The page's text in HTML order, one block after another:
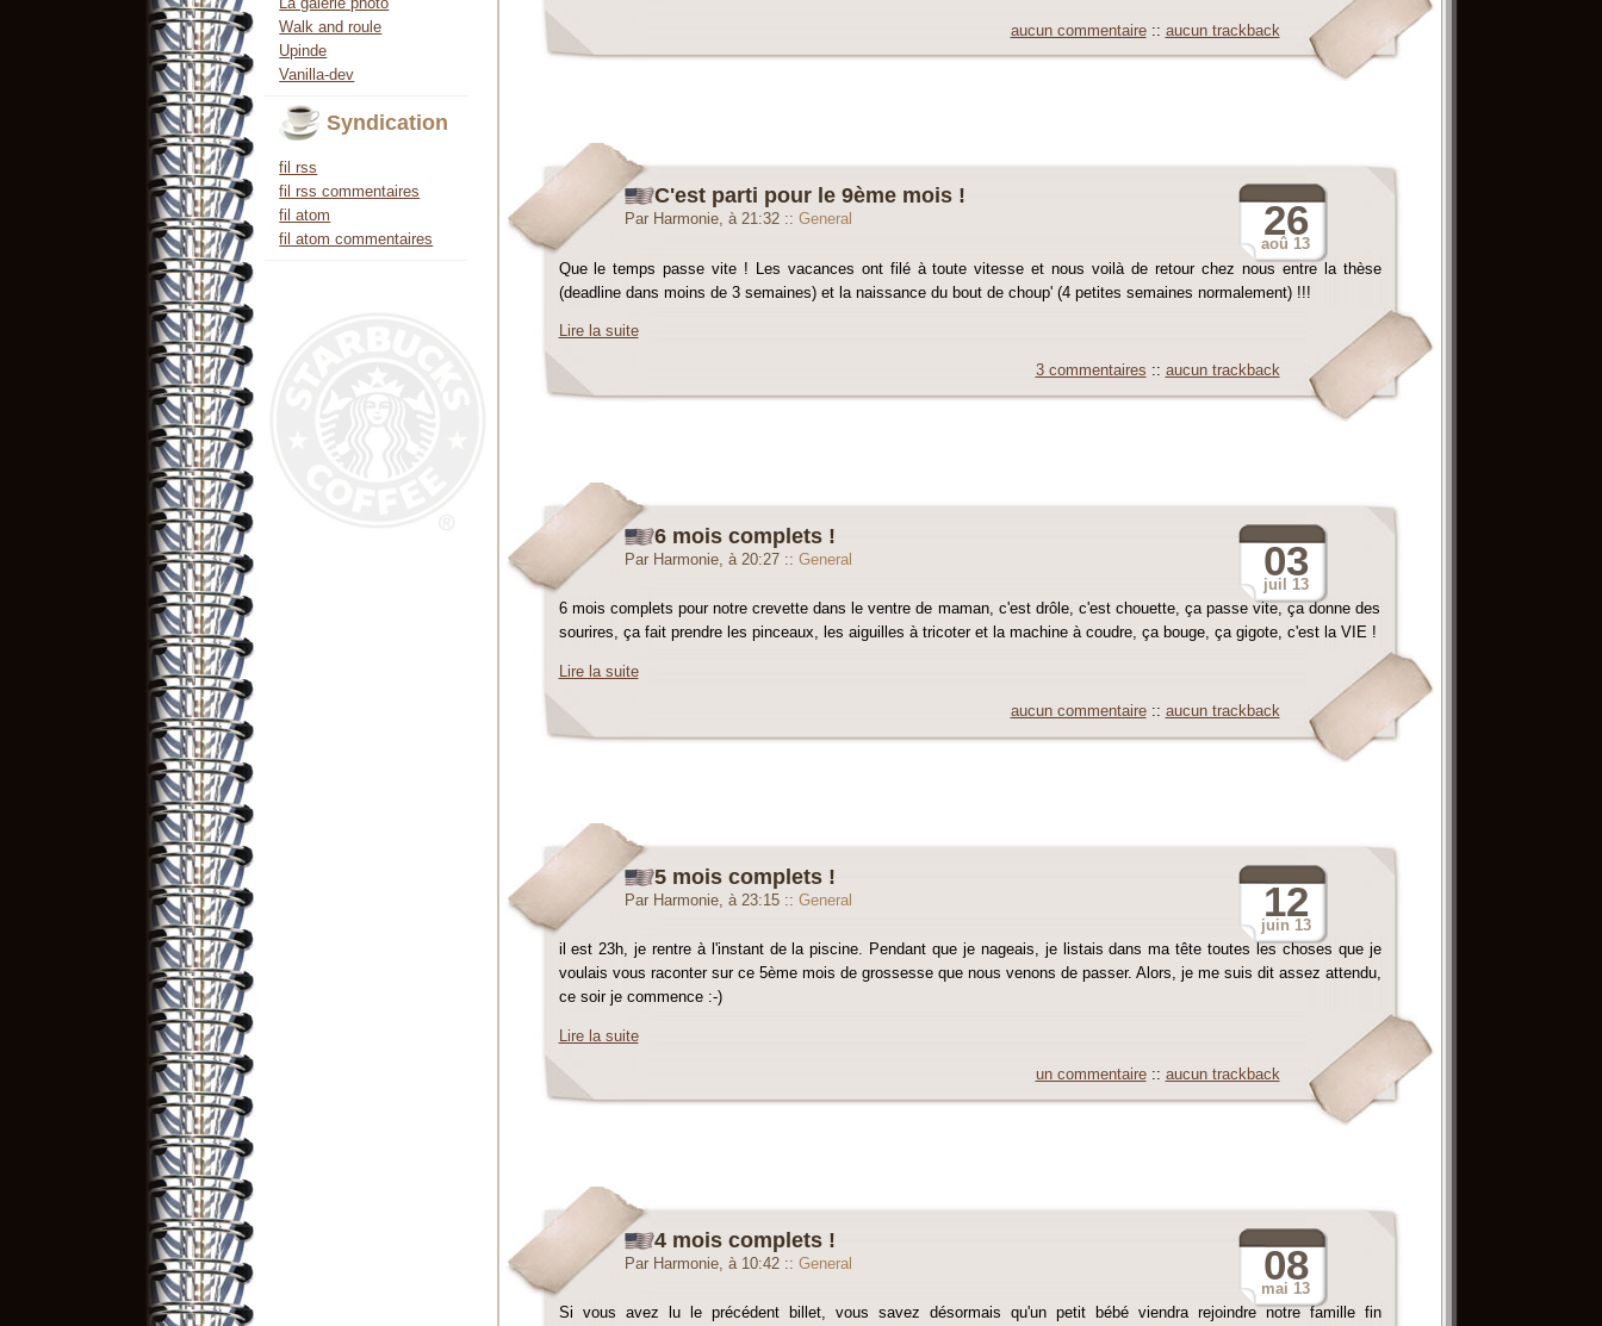
Walk and roule
Upinde
Vanilla-dev
Syndication
fil rss
fil rss commentaires
fil atom
fil atom commentaires
aucun commentaire :: aucun trackback
C'est parti pour le 9ème mois !
Par Harmonie, à 21:32 :: General 26
aoû 13
Que le temps passe vite ! Les vacances ont filé à toute vitesse et nous voilà de retour chez nous entre la thèse
(deadline dans moins de 3 semaines) et la naissance du bout de choup' (4 petites semaines normalement) !!!
Lire la suite
3 commentaires :: aucun trackback
6 mois complets !
Par Harmonie, à 20:27 :: General 03
juil 13
6 mois complets pour notre crevette dans le ventre de maman, c'est drôle, c'est chouette, ça passe vite, ça donne des
sourires, ça fait prendre les pinceaux, les aiguilles à tricoter et la machine à coudre, ça bouge, ça gigote, c'est la VIE !
Lire la suite
aucun commentaire :: aucun trackback
5 mois complets !
Par Harmonie, à 23:15 :: General 12
juin 13
il est 23h, je rentre à l'instant de la piscine. Pendant que je nageais, je listais dans ma tête toutes les choses que je
voulais vous raconter sur ce 5ème mois de grossesse que nous venons de passer. Alors, je me suis dit assez attendu,
ce soir je commence :-)
Lire la suite
un commentaire :: aucun trackback
4 mois complets !
Par Harmonie, à 10:42 :: General 08
mai 13
Si vous avez lu le précédent billet, vous savez désormais qu'un petit bébé viendra rejoindre notre famille fin